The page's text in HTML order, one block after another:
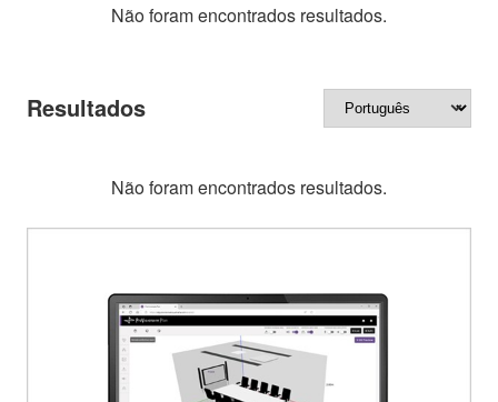
Não foram encontrados resultados.
Resultados
Não foram encontrados resultados.